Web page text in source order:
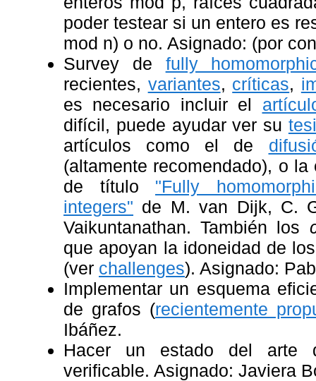
poder testear si un entero es
mod n) o no. Asignado: (por
Survey de fully
recientes, variantes, críticas,
es necesario incluir el
difícil, puede ayudar ver su
artículos como el de
(altamente recomendado), o
de título "Fully
integers" de M. van Dijk, C.
Vaikuntanathan. También los
que apoyan la idoneidad de
(ver challenges). Asignado:
Implementar un esquema
de grafos (recientemente
Ibáñez.
Hacer un estado del arte
verificable. Asignado: Javiera